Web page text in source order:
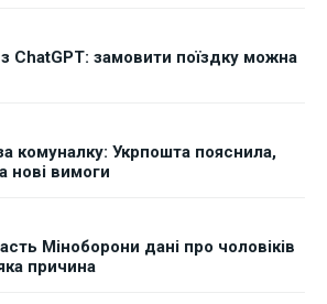
з ChatGPT: замовити поїздку можна
комуналку: Укрпошта пояснила,
нові вимоги
Міноборони дані про чоловіків
причина